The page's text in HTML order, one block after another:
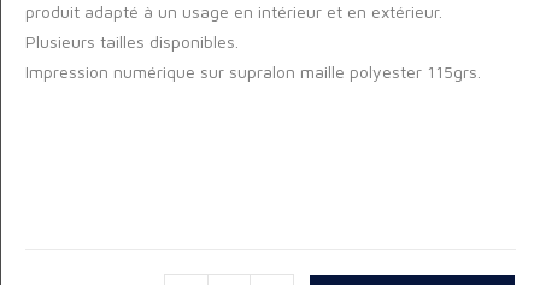
produit adapté à un usage en intérieur et en extérieur.
Plusieurs tailles disponibles.
Impression numérique sur supralon maille polyester 115grs.